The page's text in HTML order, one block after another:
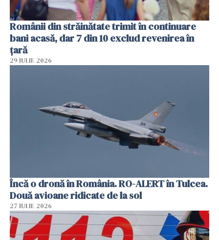
Românii din străinătate trimit în continuare
bani acasă, dar 7 din 10 exclud revenirea în
țară
29 IULIE 2026
Încă o dronă în România. RO-ALERT în Tulcea.
Două avioane ridicate de la sol
27 IULIE 2026